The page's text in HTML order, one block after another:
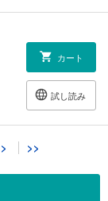
カート
試し読み
> >>